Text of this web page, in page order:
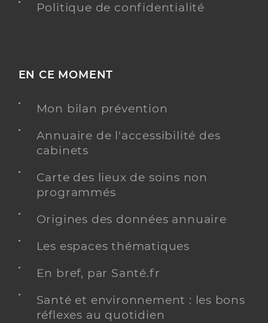
Politique de confidentialité
EN CE MOMENT
Mon bilan prévention
Annuaire de l'accessibilité des
cabinets
Carte des lieux de soins non
programmés
Origines des données annuaire
Les espaces thématiques
En bref, par Santé.fr
Santé et environnement : les bons
réflexes au quotidien